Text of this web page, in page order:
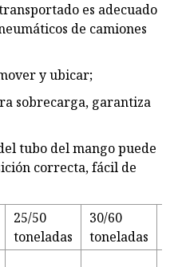
es adecuado
de camiones
y ubicar;
sobrecarga, garantiza
tubo del mango puede
correcta, fácil de
25/50
toneladas
30/60
toneladas